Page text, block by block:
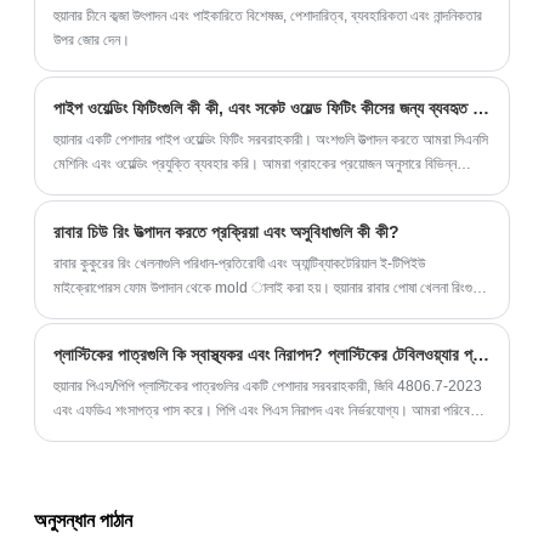
হুয়ানার চীনে কব্জা উৎপাদন এবং পাইকারিতে বিশেষজ্ঞ, পেশাদারিত্ব, ব্যবহারিকতা এবং নান্দনিকতার
উপর জোর দেন।
পাইপ ওয়েল্ডিং ফিটিংগুলি কী কী, এবং সকেট ওয়েল্ড ফিটিং কীসের জন্য ব্যবহৃত হয়?
হুয়ানার একটি পেশাদার পাইপ ওয়েল্ডিং ফিটিং সরবরাহকারী। অংশগুলি উত্পাদন করতে আমরা সিএনসি
মেশিনিং এবং ওয়েল্ডিং প্রযুক্তি ব্যবহার করি। আমরা গ্রাহকের প্রয়োজন অনুসারে বিভিন্ন
রাবার চিউ রিং উত্পাদন করতে প্রক্রিয়া এবং অসুবিধাগুলি কী কী?
রাবার কুকুরের রিং খেলনাগুলি পরিধান-প্রতিরোধী এবং অ্যান্টিব্যাকটেরিয়াল ই-টিপিইউ
মাইক্রোপোরস ফোম উপাদান থেকে mold ালাই করা হয়। হুয়ানার রাবার পোষা খেলনা রিংগুলির
প্লাস্টিকের পাত্রগুলি কি স্বাস্থ্যকর এবং নিরাপদ? প্লাস্টিকের টেবিলওয়্যার প্রতিস্থাপন কী?
হুয়ানার পিএস/পিপি প্লাস্টিকের পাত্রগুলির একটি পেশাদার সরবরাহকারী, জিবি 4806.7-2023
এবং এফডিএ শংসাপত্র পাস করে। পিপি এবং পিএস নিরাপদ এবং নির্ভরযোগ্য। আমরা পরিবেশ
অনুসন্ধান পাঠান